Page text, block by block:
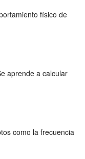
físico de
aprende a calcular
como la frecuencia